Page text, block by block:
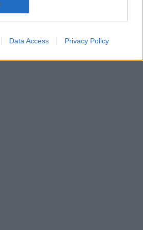
Data Access Privacy Policy